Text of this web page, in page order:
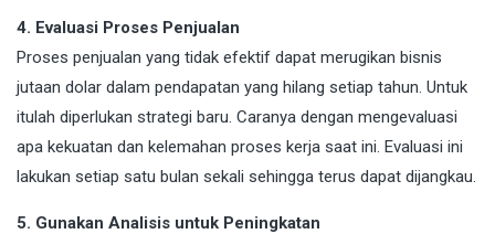
4. Evaluasi Proses Penjualan
Proses penjualan yang tidak efektif dapat merugikan bisnis
jutaan dolar dalam pendapatan yang hilang setiap tahun. Untuk
itulah diperlukan strategi baru. Caranya dengan mengevaluasi
apa kekuatan dan kelemahan proses kerja saat ini. Evaluasi ini
lakukan setiap satu bulan sekali sehingga terus dapat dijangkau.
5. Gunakan Analisis untuk Peningkatan